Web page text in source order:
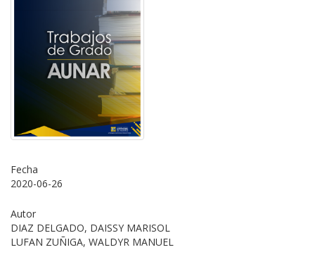
Fecha
2020-06-26
Autor
DIAZ DELGADO, DAISSY MARISOL
LUFAN ZUÑIGA, WALDYR MANUEL